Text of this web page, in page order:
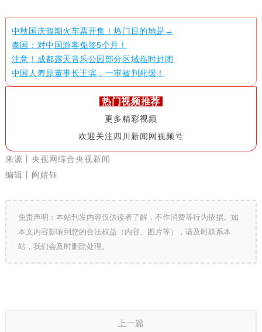
中秋国庆假期火车票开售！热门目的地是→
泰国：对中国游客免签5个月！
注意！成都露天音乐公园部分区域临时封闭
中国人寿原董事长王滨，一审被判死缓！
热门视频推荐
更多精彩视频
欢迎关注四川新闻网视频号
来源 丨央视网综合央视新闻
编辑丨阎婧钰
免责声明：本站刊发内容仅供读者了解，不作消费等行为依据。如
本文内容影响到您的合法权益（内容、图片等），请及时联系本
站，我们会及时删除处理。
上一篇